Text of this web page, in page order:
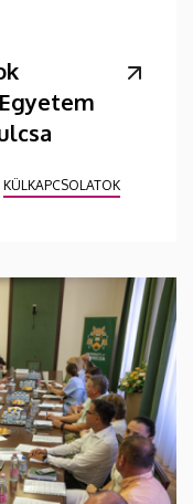
KÜLKAPCSOLATOK